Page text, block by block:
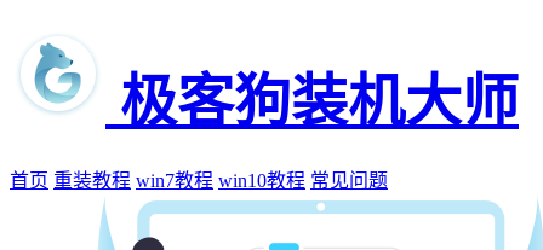
极客狗装机大师
首页 重装教程 win7教程 win10教程 常见问题